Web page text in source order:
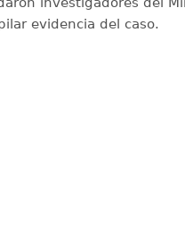
evidencia del caso.